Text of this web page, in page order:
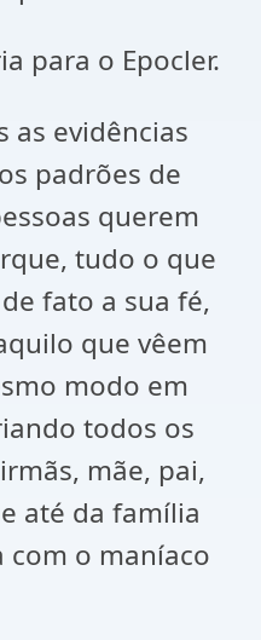
para o Epocler.
as evidências
padrões de
querem
tudo o que
fato a sua fé,
que vêem
modo em
todos os
mãe, pai,
até da família
com o maníaco